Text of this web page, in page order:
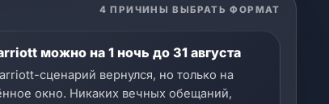
4 ПРИЧИНЫ ВЫБРАТЬ ФОРМАТ
можно на 1 ночь до 31 августа
сценарий вернулся, но только на
окно. Никаких вечных обещаний,